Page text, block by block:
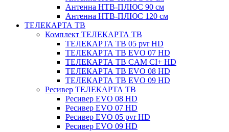
Антенна НТВ-ПЛЮС 90 см
Антенна НТВ-ПЛЮС 120 см
ТЕЛЕКАРТА ТВ
Комплект ТЕЛЕКАРТА ТВ
ТЕЛЕКАРТА ТВ 05 pvr HD
ТЕЛЕКАРТА ТВ EVO 07 HD
ТЕЛЕКАРТА ТВ CAM CI+ HD
ТЕЛЕКАРТА ТВ EVO 08 HD
ТЕЛЕКАРТА ТВ EVO 09 HD
Ресивер ТЕЛЕКАРТА ТВ
Ресивер EVO 08 HD
Ресивер EVO 07 HD
Ресивер EVO 05 pvr HD
Ресивер EVO 09 HD